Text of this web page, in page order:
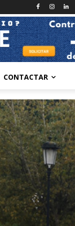
CONTACTAR